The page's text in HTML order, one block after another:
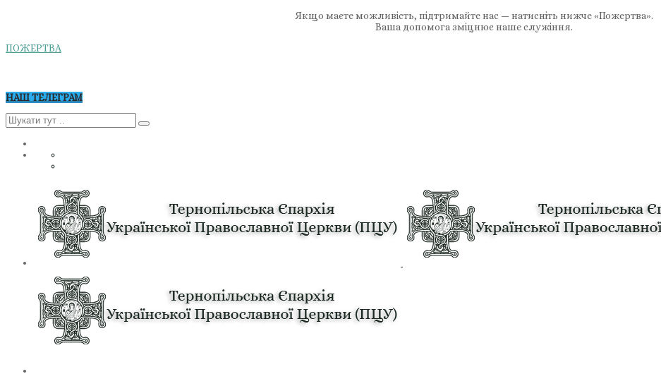
Якщо маєте можливість, підтримайте нас — натисніть нижче «Пожертва».
Ваша допомога зміцнює наше служіння.
ПОЖЕРТВА
НАШ ТЕЛЕГРАМ